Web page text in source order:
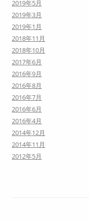
2019年5月
2019年3月
2019年1月
2018年11月
2018年10月
2017年6月
2016年9月
2016年8月
2016年7月
2016年6月
2016年4月
2014年12月
2014年11月
2012年5月